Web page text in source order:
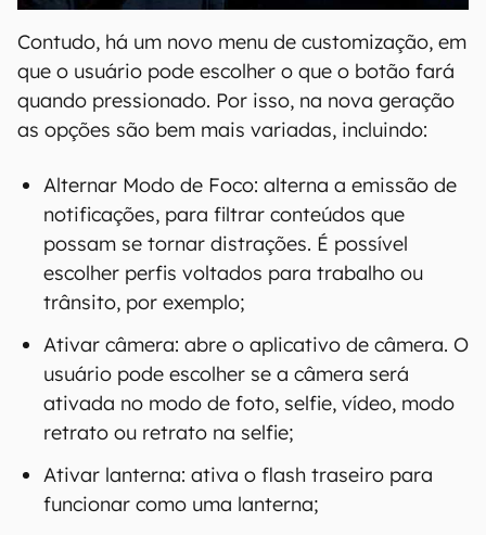
Contudo, há um novo menu de customização, em
que o usuário pode escolher o que o botão fará
quando pressionado. Por isso, na nova geração
as opções são bem mais variadas, incluindo:
Alternar Modo de Foco: alterna a emissão de
notificações, para filtrar conteúdos que
possam se tornar distrações. É possível
escolher perfis voltados para trabalho ou
trânsito, por exemplo;
Ativar câmera: abre o aplicativo de câmera. O
usuário pode escolher se a câmera será
ativada no modo de foto, selfie, vídeo, modo
retrato ou retrato na selfie;
Ativar lanterna: ativa o flash traseiro para
funcionar como uma lanterna;